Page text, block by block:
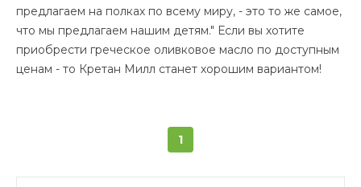
предлагаем на полках по всему миру, - это то же самое,
что мы предлагаем нашим детям." Если вы хотите
приобрести греческое оливковое масло по доступным
ценам - то Кретан Милл станет хорошим вариантом!
1